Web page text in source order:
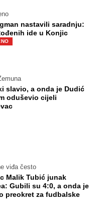
nastavili saradnju:
ide u Konjic
slavio, a onda je Dudić
oduševio cijeli
viđa često
Malik Tubić junak
Gubili su 4:0, a onda je
preokret za fudbalske